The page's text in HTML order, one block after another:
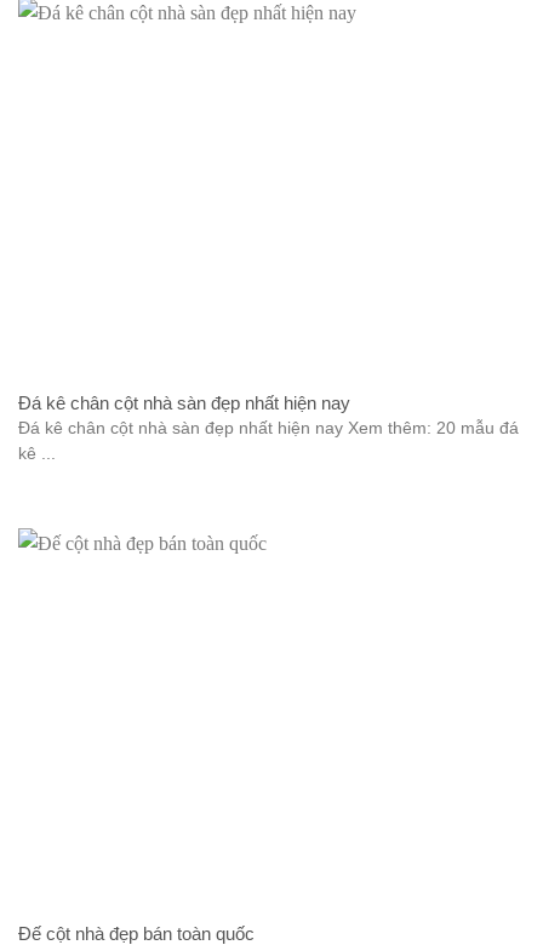
Đá kê chân cột nhà sàn đẹp nhất hiện nay
Đá kê chân cột nhà sàn đẹp nhất hiện nay Xem thêm: 20 mẫu đá
kê ...
Đế cột nhà đẹp bán toàn quốc